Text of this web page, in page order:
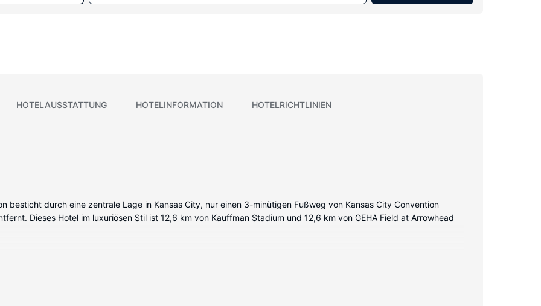
HOTELAUSSTATTUNG HOTELINFORMATION HOTELRICHTLINIEN
besticht durch eine zentrale Lage in Kansas City, nur einen 3-minütigen Fußweg von Kansas City Convention
Dieses Hotel im luxuriösen Stil ist 12,6 km von Kauffman Stadium und 12,6 km von GEHA Field at Arrowhead
und einen LCD-Fernseher bieten, wie zu Hause. Dein Pillowtop Bett bietet Daunenbettdecken und